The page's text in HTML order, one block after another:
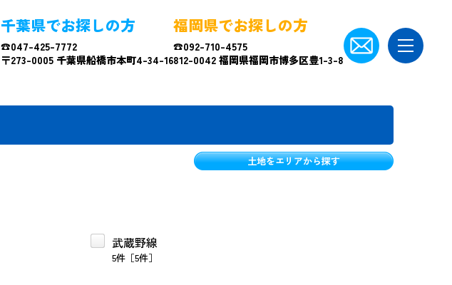
千葉県でお探しの方
☎047-425-7772
〒273-0005 千葉県船橋市本町4-34-16
福岡県でお探しの方
☎092-710-4575
812-0042 福岡県福岡市博多区豊1-3-8
土地をエリアから探す
武蔵野線
5件［5件］